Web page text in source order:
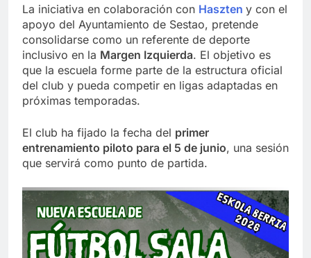
La iniciativa en colaboración con Haszten y con el
apoyo del Ayuntamiento de Sestao, pretende
consolidarse como un referente de deporte
inclusivo en la Margen Izquierda. El objetivo es
que la escuela forme parte de la estructura oficial
del club y pueda competir en ligas adaptadas en
próximas temporadas.
El club ha fijado la fecha del primer
entrenamiento piloto para el 5 de junio, una sesión
que servirá como punto de partida.